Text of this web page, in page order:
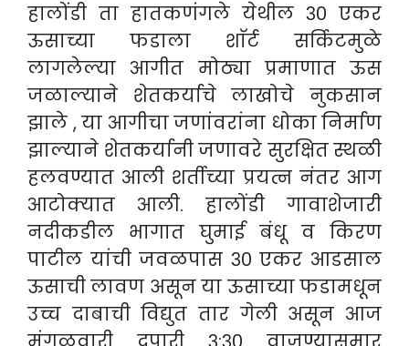
हालोंडी ता हातकणंगले येथील ३० एकर
ऊसाच्या फडाला शाॅर्ट सर्किटमुळे
लागलेल्या आगीत मोठ्या प्रमाणात ऊस
जळाल्याने शेतकर्याचे लाखोचे नुकसान
झाले , या आगीचा जणांवरांना धोका निर्माण
झाल्याने शेतकर्यानी जणावरे सुरक्षित स्थळी
हलवण्यात आली शर्तीच्या प्रयत्न नंतर आग
आटोक्यात आली. हालोंडी गावाशेजारी
नदीकडील भागात घुमाई बंधू व किरण
पाटील यांची जवळपास ३० एकर आडसाल
ऊसाची लावण असून या ऊसाच्या फडामधून
उच्च दाबाची विद्युत तार गेली असून आज